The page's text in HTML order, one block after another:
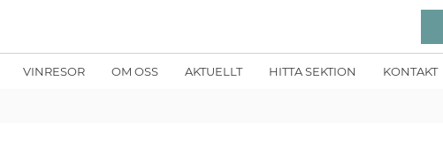
VINRESOR OM OSS AKTUELLT HITTA SEKTION KONTAKT